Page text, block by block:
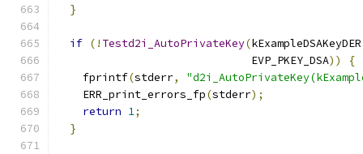
}
if (! Testd2i_AutoPrivateKey(kExampleDSAKeyDER
                              EVP_PKEY_DSA
))
{
    fprintf
(stderr,
    ERR_print_errors_fp
(stderr);
return 1;
}